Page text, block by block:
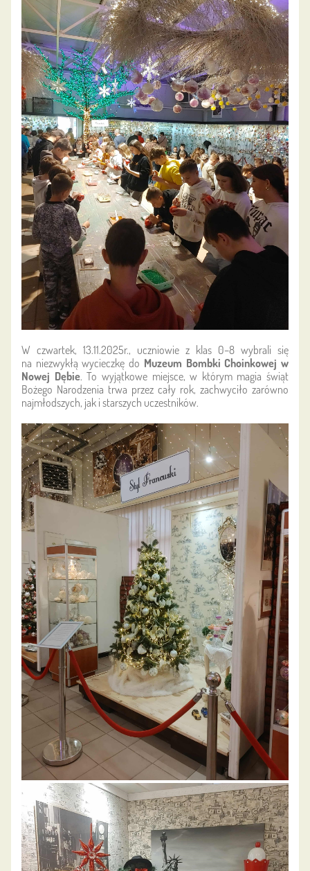
W czwartek, 13.11.2025r., uczniowie z klas 0–8 wybrali się
na niezwykłą wycieczkę do Muzeum Bombki Choinkowej w
Nowej Dębie. To wyjątkowe miejsce, w którym magia świąt
Bożego Narodzenia trwa przez cały rok, zachwyciło zarówno
najmłodszych, jak i starszych uczestników.